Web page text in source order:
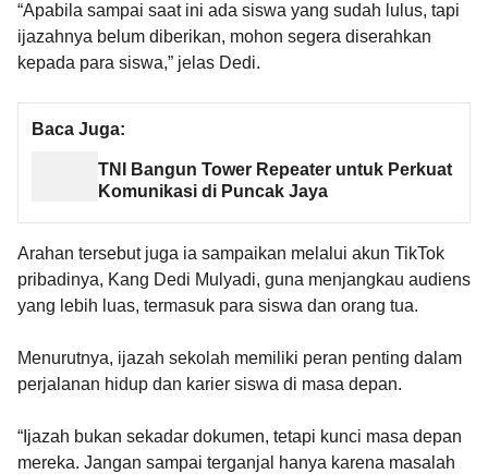
“Apabila sampai saat ini ada siswa yang sudah lulus, tapi
ijazahnya belum diberikan, mohon segera diserahkan
kepada para siswa,” jelas Dedi.
Baca Juga:
TNI Bangun Tower Repeater untuk Perkuat
Komunikasi di Puncak Jaya
Arahan tersebut juga ia sampaikan melalui akun TikTok
pribadinya, Kang Dedi Mulyadi, guna menjangkau audiens
yang lebih luas, termasuk para siswa dan orang tua.
Menurutnya, ijazah sekolah memiliki peran penting dalam
perjalanan hidup dan karier siswa di masa depan.
“Ijazah bukan sekadar dokumen, tetapi kunci masa depan
mereka. Jangan sampai terganjal hanya karena masalah